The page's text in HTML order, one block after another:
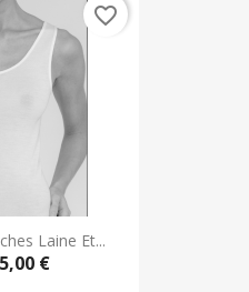
Laine Et...
€
favorite_border